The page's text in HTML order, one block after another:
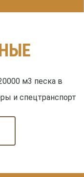
м3 песка в
и спецтранспорт